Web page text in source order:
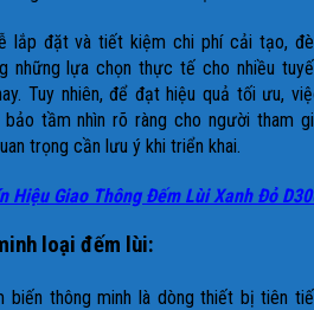
lắp đặt và tiết kiệm chi phí cải tạo,
những lựa chọn thực tế cho nhiều
Tuy nhiên, để đạt hiệu quả tối ưu,
tầm nhìn rõ ràng cho người tham
trọng cần lưu ý khi triển khai.
Hiệu Giao Thông Đếm Lùi Xanh Đỏ
loại đếm lùi:
biến thông minh là dòng thiết bị tiên